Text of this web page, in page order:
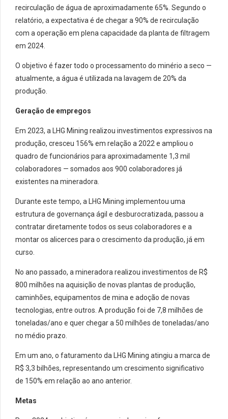
recirculação de água de aproximadamente 65%. Segundo o
relatório, a expectativa é de chegar a 90% de recirculação
com a operação em plena capacidade da planta de filtragem
em 2024.
O objetivo é fazer todo o processamento do minério a seco —
atualmente, a água é utilizada na lavagem de 20% da
produção.
Geração de empregos
Em 2023, a LHG Mining realizou investimentos expressivos na
produção, cresceu 156% em relação a 2022 e ampliou o
quadro de funcionários para aproximadamente 1,3 mil
colaboradores — somados aos 900 colaboradores já
existentes na mineradora.
Durante este tempo, a LHG Mining implementou uma
estrutura de governança ágil e desburocratizada, passou a
contratar diretamente todos os seus colaboradores e a
montar os alicerces para o crescimento da produção, já em
curso.
No ano passado, a mineradora realizou investimentos de R$
800 milhões na aquisição de novas plantas de produção,
caminhões, equipamentos de mina e adoção de novas
tecnologias, entre outros. A produção foi de 7,8 milhões de
toneladas/ano e quer chegar a 50 milhões de toneladas/ano
no médio prazo.
Em um ano, o faturamento da LHG Mining atingiu a marca de
R$ 3,3 bilhões, representando um crescimento significativo
de 150% em relação ao ano anterior.
Metas